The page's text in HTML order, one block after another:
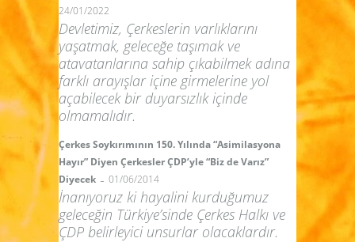
24/01/2022
Devletimiz, Çerkeslerin varlıklarını
yaşatmak, geleceğe taşımak ve
atavatanlarına sahip çıkabilmek adına
farklı arayışlar içine girmelerine yol
açabilecek bir duyarsızlık içinde
olmamalıdır.
Çerkes Soykırımının 150. Yılında “Asimilasyona
Hayır” Diyen Çerkesler ÇDP’yle “Biz de Varız”
Diyecek - 01/06/2014
İnanıyoruz ki hayalini kurduğumuz
geleceğin Türkiye’sinde Çerkes Halkı ve
ÇDP belirleyici unsurlar olacaklardır.